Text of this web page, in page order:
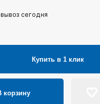
сегодня
Купить в 1 клик
корзину